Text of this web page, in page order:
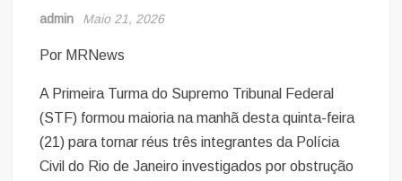
admin Maio 21, 2026
Por MRNews
A Primeira Turma do Supremo Tribunal Federal
(STF) formou maioria na manhã desta quinta-feira
(21) para tornar réus três integrantes da Polícia
Civil do Rio de Janeiro investigados por obstrução